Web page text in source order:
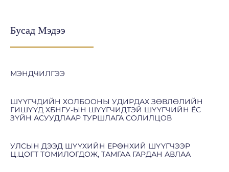
Бусад Мэдээ
МЭНДЧИЛГЭЭ
ШҮҮГЧДИЙН ХОЛБООНЫ УДИРДАХ ЗӨВЛӨЛИЙН
ГИШҮҮД ХБНГУ-ЫН ШҮҮГЧИДТЭЙ ШҮҮГЧИЙН ЁС
ЗҮЙН АСУУДЛААР ТУРШЛАГА СОЛИЛЦОВ
УЛСЫН ДЭЭД ШҮҮХИЙН ЕРӨНХИЙ ШҮҮГЧЭЭР
Ц.ЦОГТ ТОМИЛОГДОЖ, ТАМГАА ГАРДАН АВЛАА